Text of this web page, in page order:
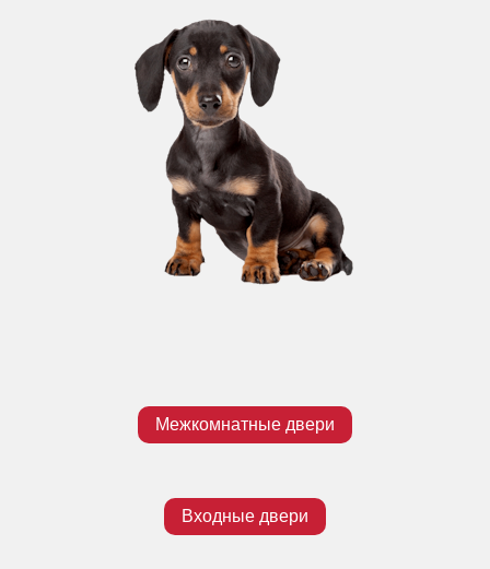
Межкомнатные двери
Входные двери